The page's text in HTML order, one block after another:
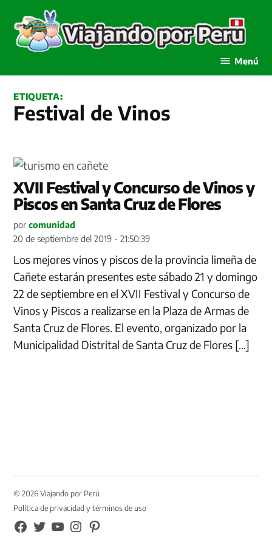
contenido
Menú
ETIQUETA:
Festival de Vinos
XVII Festival y Concurso de Vinos y
Piscos en Santa Cruz de Flores
por comunidad
20 de septiembre del 2019 - 21:50:39
Los mejores vinos y piscos de la provincia limeña de
Cañete estarán presentes este sábado 21 y domingo
22 de septiembre en el XVII Festival y Concurso de
Vinos y Piscos a realizarse en la Plaza de Armas de
Santa Cruz de Flores. El evento, organizado por la
Municipalidad Distrital de Santa Cruz de Flores […]
© 2026 Viajando por Perú
Política de privacidad y términos de uso
FB
TW YouTubeInstagramPinterest